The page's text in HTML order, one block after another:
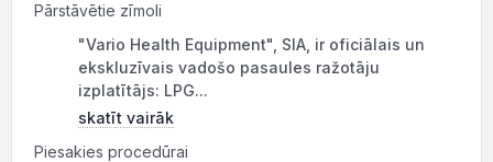
Pārstāvētie zīmoli
"Vario Health Equipment", SIA, ir oficiālais un
ekskluzīvais vadošo pasaules ražotāju
izplatītājs: LPG...
skatīt vairāk
Piesakies procedūrai